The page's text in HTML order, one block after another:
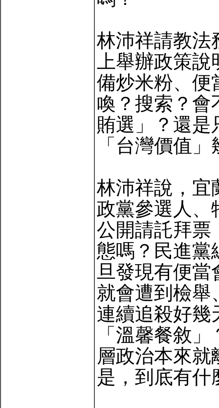
林沛祥請教法
上舉辦政策
備炒米粉、便
喚？搜索？會
賄選」？還是
「台灣價值
林沛祥說，宜
政黨參選人、
公開請託拜票
態嗎？民進黨
旦發現有便當
就會遭到檢舉
連續追殺好幾
「溫馨餐敘
層政治本來
是，到底有什